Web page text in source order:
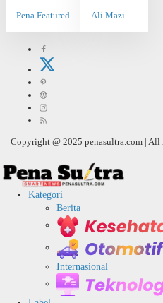
Pena Featured Ali Mazi
Copyright @ 2025 penasultra.com | All
Kategori
Berita
Internasional